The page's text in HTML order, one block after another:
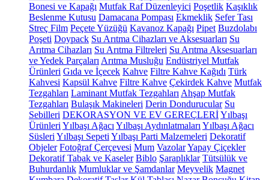
Bonesi ve Kapağı Mutfak Raf Düzenleyici Poşetlik Kaşıklık
Beslenme Kutusu Damacana Pompası Ekmeklik Sefer Tası
Streç Film Peçete Yüzüğü Kavanoz Kapağı Pipet Buzdolabı
Poşeti Doypack Su Arıtma Cihazları ve Aksesuarları Su
Arıtma Cihazları Su Arıtma Filtreleri Su Arıtma Aksesuarları
ve Yedek Parçaları Arıtma Musluğu Endüstriyel Mutfak
Ürünleri Gıda ve İçecek Kahve Filtre Kahve Kağıdı Türk
Kahvesi Kapsül Kahve Filtre Kahve Çekirdek Kahve Mutfak
Tezgahları Laminant Mutfak Tezgahları Ahşap Mutfak
Tezgahları Bulaşık Makineleri Derin Dondurucular Su
Sebilleri DEKORASYON VE EV GEREÇLERİYılbaşı
Ürünleri Yılbaşı Ağacı Yılbaşı Aydınlatmaları Yılbaşı Ağacı
Süsleri Yılbaşı Sepeti Yılbaşı Parti Malzemeleri Dekoratif
Objeler Fotoğraf Çerçevesi Mum VazolarYapay Çiçekler
Dekoratif Tabak ve Kaseler Biblo Şaraplıklar Tütsülük ve
Buhurdanlık Mumluklar ve Şamdanlar Meyvelik Magnet